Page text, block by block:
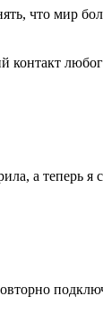
что мир
контакт
а теперь я